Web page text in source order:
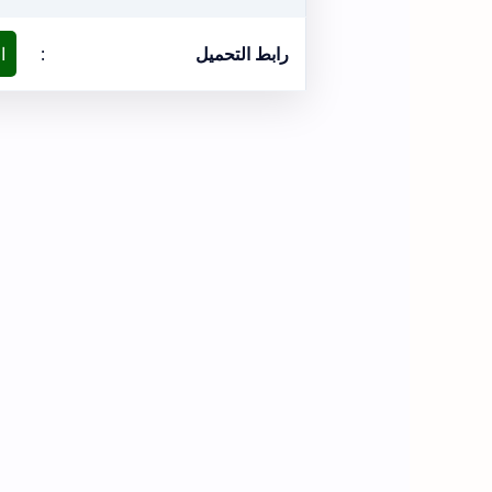
رابط التحميل :